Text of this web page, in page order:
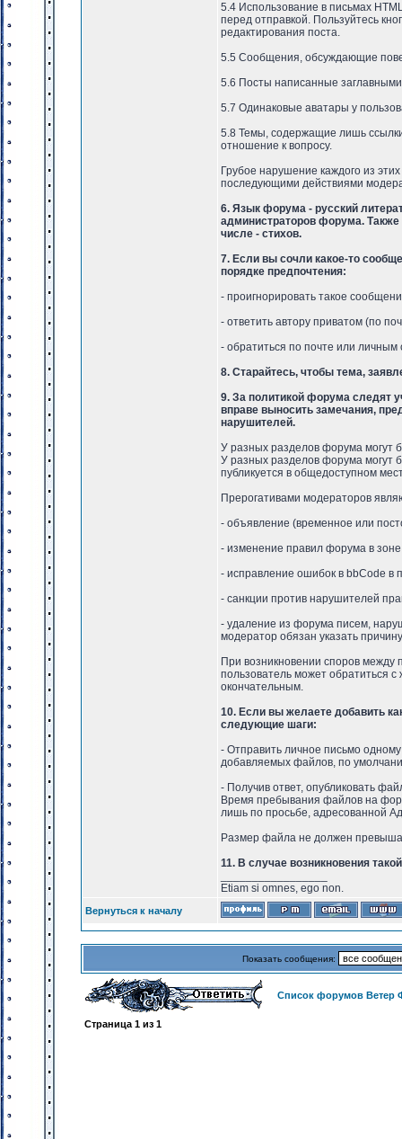
5.4 Использование в письмах
перед отправкой. Пользуйтесь
редактирования поста.
5.5 Сообщения, обсуждающие
5.6 Посты написанные
5.7 Одинаковые аватары у
5.8 Темы, содержащие лишь
отношение к вопросу.
Грубое нарушение каждого из
последующими действиями
6. Язык форума - русский
администраторов форума. Также
числе - стихов.
7. Если вы сочли какое-то
порядке предпочтения:
- проигнорировать такое
- ответить автору приватом (по
- обратиться по почте или
8. Старайтесь, чтобы тема,
9. За политикой форума следят
вправе выносить замечания,
нарушителей.
У разных разделов форума могут
У разных разделов форума могут
публикуется в общедоступном
Прерогативами модераторов
- объявление (временное или
- изменение правил форума в зоне
- исправление ошибок в bbCode в
- санкции против нарушителей
- удаление из форума писем,
модератор обязан указать
При возникновении споров между
пользователь может обратиться
окончательным.
10. Если вы желаете добавить
следующие шаги:
- Отправить личное письмо
добавляемых файлов, по
- Получив ответ, опубликовать
Время пребывания файлов на
лишь по просьбе, адресованной
Размер файла не должен
11. В случае возникновения
Etiam si omnes, ego non.
Вернуться к началу
Показать сообщения:
Список форумов Ветер
Страница 1 из 1